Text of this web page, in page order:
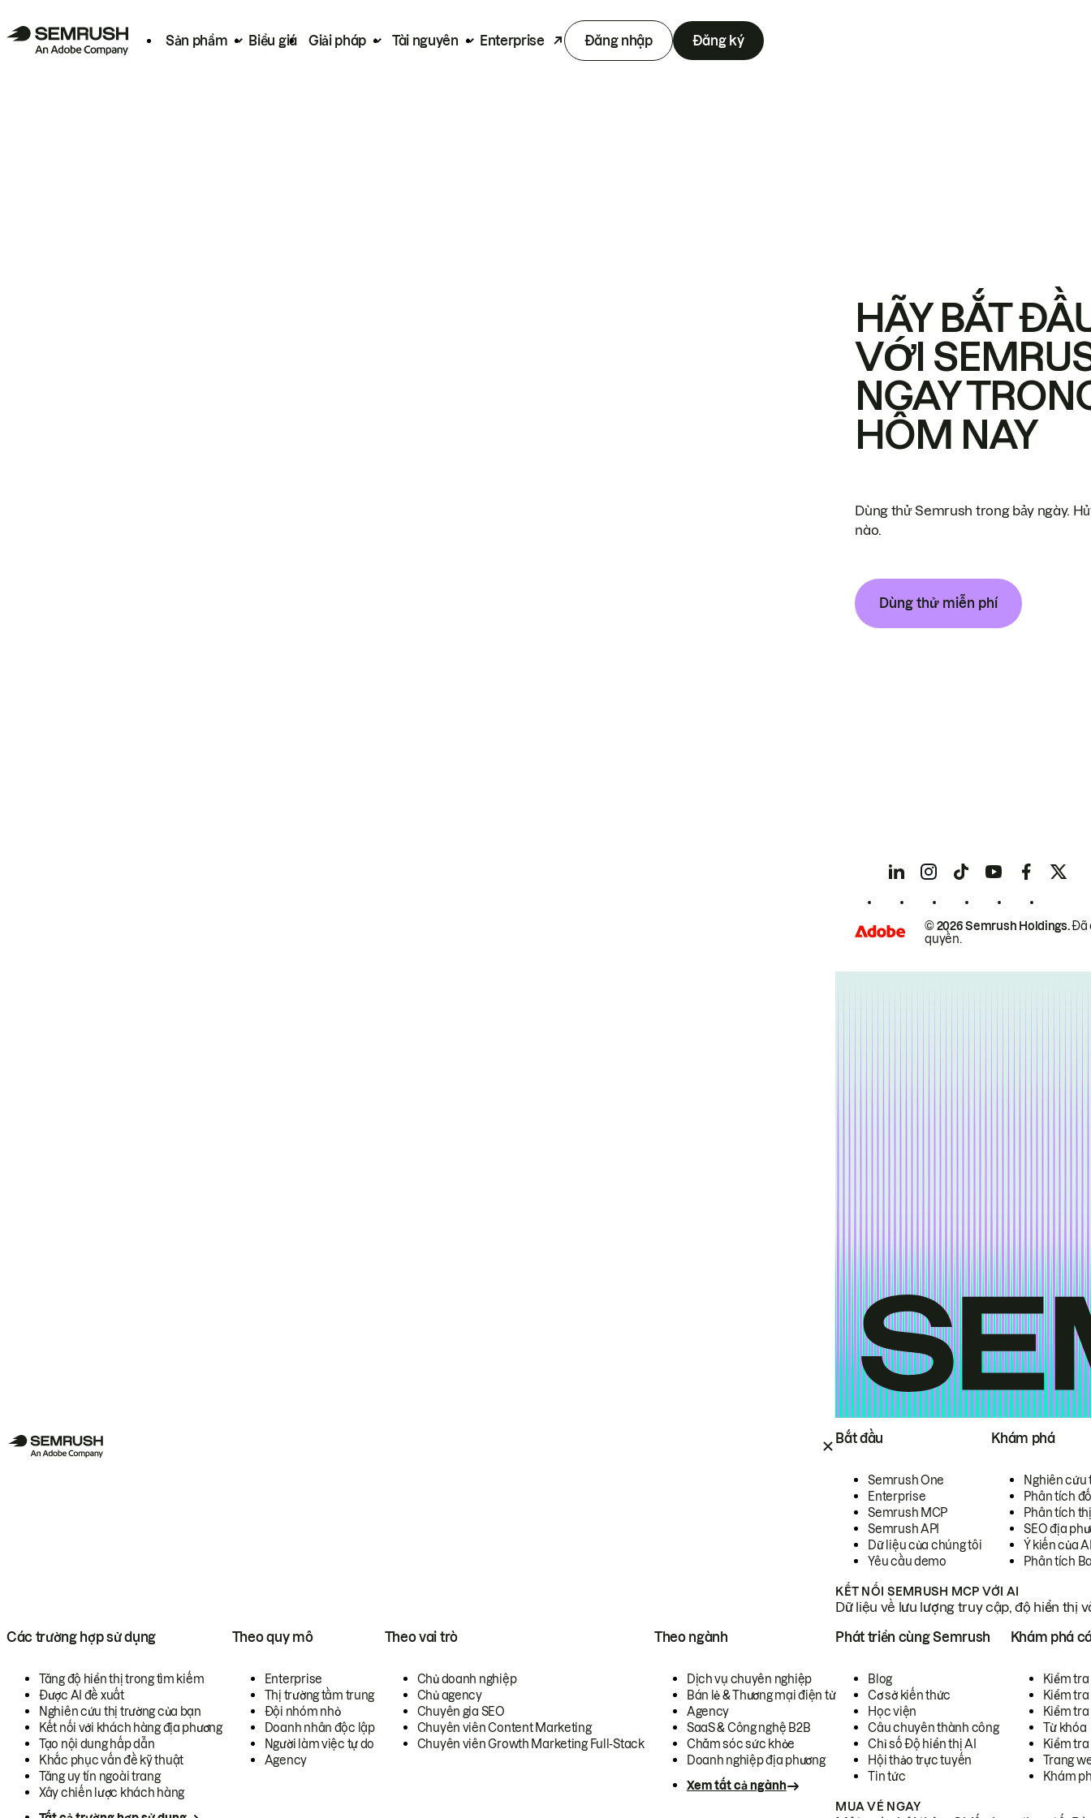
Sản phẩm Biểu giá Giải pháp Tài nguyên Enterprise Đăng nhập Đăng ký
Bắt đầu
Semrush One
Enterprise
Semrush MCP
Semrush API
Dữ liệu của chúng tôi
Yêu cầu demo
Khám phá
Nghiên cứu
Phân tích
Phân tích
SEO địa
Ý kiến của
Phân tích
KẾT NỐI SEMRUSH MCP VỚI AI
Dữ liệu về lưu lượng truy cập, độ hiển thị
Các trường hợp sử dụng
Tăng độ hiển thị trong tìm kiếm
Được AI đề xuất
Nghiên cứu thị trường của bạn
Kết nối với khách hàng địa phương
Tạo nội dung hấp dẫn
Khắc phục vấn đề kỹ thuật
Tăng uy tín ngoài trang
Xây chiến lược khách hàng
Theo quy mô
Enterprise
Thị trường tầm trung
Đội nhóm nhỏ
Doanh nhân độc lập
Người làm việc tự do
Agency
Theo vai trò
Chủ doanh nghiệp
Chủ agency
Chuyên gia SEO
Chuyên viên Content Marketing
Chuyên viên Growth Marketing Full-Stack
Theo ngành
Dịch vụ chuyên nghiệp
Bán lẻ & Thương mại điện tử
Agency
SaaS & Công nghệ B2B
Chăm sóc sức khỏe
Doanh nghiệp địa phương
Xem tất cả ngành
Phát triển cùng Semrush
Blog
Cơ sở kiến thức
Học viện
Câu chuyên thành công
Chỉ số Độ hiển thị AI
Hội thảo trực tuyến
Tin tức
Khám phá
Kiểm
Kiểm tra
Kiểm
Từ khóa
Kiểm
Trang
Khám
MUA VÉ NGAY
HÃY BẮT
VỚI
NGAY
HÔM NAY
Dùng thử Semrush trong bảy ngày.
nào.
Dùng thử miễn phí
© 2026 Semrush Holdings.Đã
quyền.